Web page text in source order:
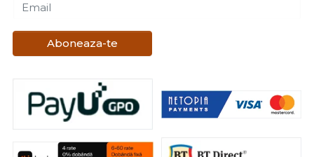
Email
Aboneaza-te